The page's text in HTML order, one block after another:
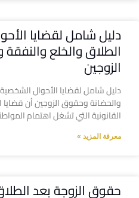
دليل شامل لقضايا
الطلاق والخلع
الزوجين
دليل شامل لقضايا الأحوال
والحضانة وحقوق الزوجين أن قضايا
القانونية التي تشغل اهتمام
معرفة المزيد »
حقوق الزوجة بعد